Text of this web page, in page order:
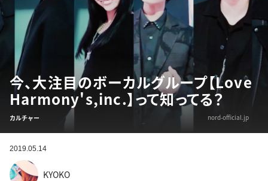
今、大注目のボーカルグループ【Love
Harmony's,inc.】って知ってる？
カルチャー nord-official.jp
2019.05.14
KYOKO